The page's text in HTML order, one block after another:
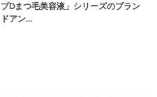
プDまつ毛美容液」シリーズのブラン
ドアン…